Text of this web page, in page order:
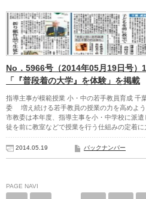
No．5966号（2014年05月19日号）
「『普段着の大学』を体験」を掲載
指導主事が模範授業 小・中の若手教員育成 千
委 増え続ける若手教員の授業の力を高めよう
市教委は本年度、指導主事を小・中学校に派遣
徒を前に教室などで授業を行う仕組みの定着に
2014.05.19 バックナンバー
PAGE NAVI